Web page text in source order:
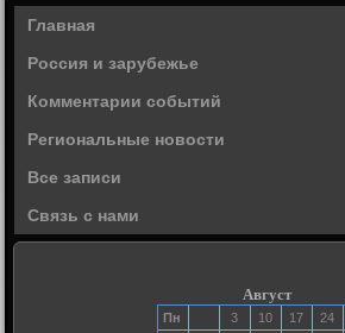
Главная
Россия и зарубежье
Комментарии событий
Региональные новости
Все записи
Связь с нами
Август
Пн 3 10 17 24